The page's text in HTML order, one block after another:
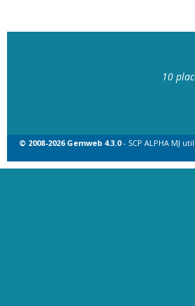
10
© 2008-2026 Gemweb 4.3.0- SCP ALPHA MJ